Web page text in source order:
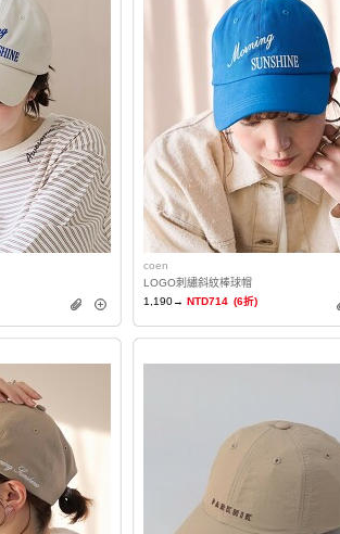
coen
LOGO刺繡斜紋棒球帽
1,190→ NTD714 (6折)